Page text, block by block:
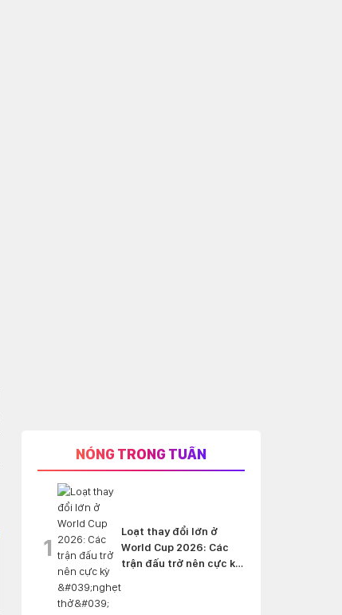
NÓNG TRONG TUẦN
1
Loạt thay đổi lớn ở
World Cup 2026: Các
trận đấu trở nên cực kỳ